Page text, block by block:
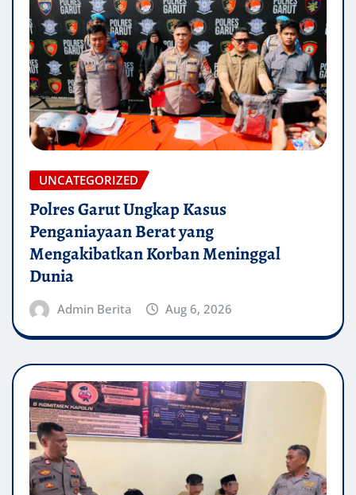
UNCATEGORIZED
Polres Garut Ungkap Kasus
Penganiayaan Berat yang
Mengakibatkan Korban Meninggal
Dunia
Admin Berita Aug 6, 2026